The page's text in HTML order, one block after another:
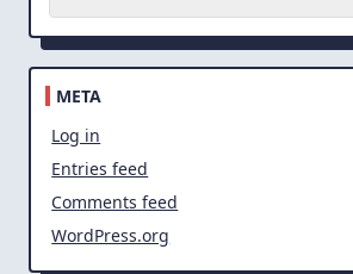
META
Log in
Entries feed
Comments feed
WordPress.org